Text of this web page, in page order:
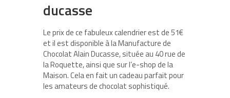
ducasse
Le prix de ce fabuleux calendrier est de51€
et il est disponible à la Manufacture de
Chocolat Alain Ducasse, située au 40 rue de
la Roquette, ainsi que sur l’e-shop de la
Maison. Cela en fait un cadeau parfait pour
les amateurs de chocolat sophistiqué.